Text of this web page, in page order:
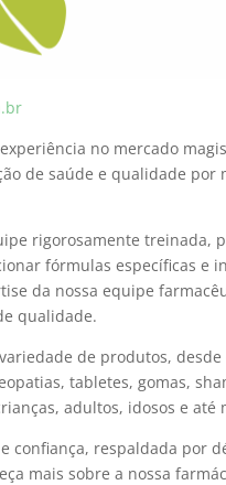
no mercado
de saúde e qualidade
rigorosamente treinada,
fórmulas específicas e
da nossa equipe
qualidade.
de produtos, desde
tabletes, gomas,
adultos, idosos e até
confiança, respaldada por
mais sobre a nossa